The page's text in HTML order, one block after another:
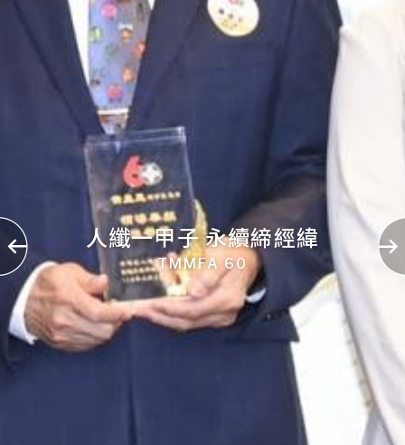
人纖一甲子 永續締經緯
TMMFA 60